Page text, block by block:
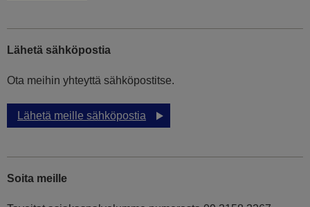
Lähetä sähköpostia
Ota meihin yhteyttä sähköpostitse.
Lähetä meille sähköpostia
Soita meille